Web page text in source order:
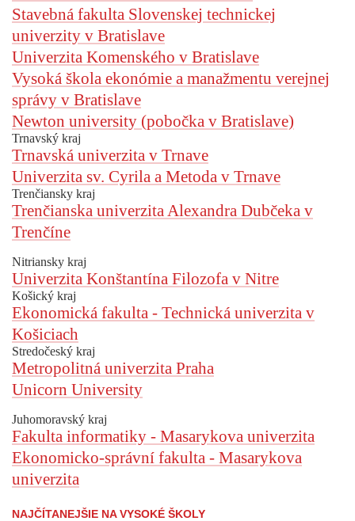
Stavebná fakulta Slovenskej technickej
univerzity v Bratislave
Univerzita Komenského v Bratislave
Vysoká škola ekonómie a manažmentu verejnej
správy v Bratislave
Newton university (pobočka v Bratislave)
Trnavský kraj
Trnavská univerzita v Trnave
Univerzita sv. Cyrila a Metoda v Trnave
Trenčiansky kraj
Trenčianska univerzita Alexandra Dubčeka v
Trenčíne
Nitriansky kraj
Univerzita Konštantína Filozofa v Nitre
Košický kraj
Ekonomická fakulta - Technická univerzita v
Košiciach
Stredočeský kraj
Metropolitná univerzita Praha
Unicorn University
Juhomoravský kraj
Fakulta informatiky - Masarykova univerzita
Ekonomicko-správní fakulta - Masarykova
univerzita
NAJČÍTANEJŠIE NA VYSOKÉ ŠKOLY